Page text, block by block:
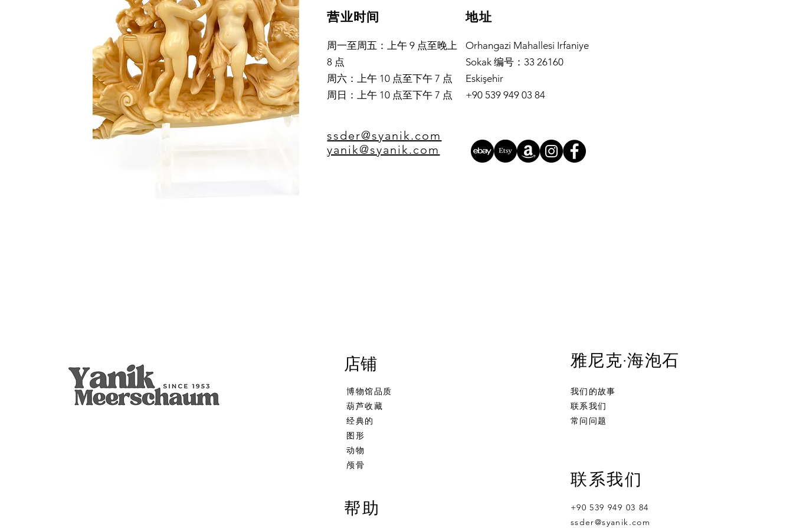
营业时间
周一至周五：上午 9 点至晚上
8 点
周六：上午 10 点至下午 7 点
周日：上午 10 点至下午 7 点
地址
Orhangazi Mahallesi Irfaniye
Sokak 编号：33 26160
Eskişehir
+90 539 949 03 84
ssder@syanik.com
yanik@syanik.com
店铺
博物馆品质
葫芦收藏
经典的
图形
动物
颅骨
帮助
雅尼克·海泡石
我们的故事
联系我们
常问问题
联系我们
+90 539 949 03 84
ssder@syanik.com